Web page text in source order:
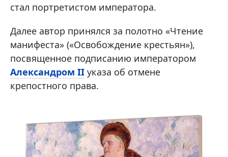
стал портретистом императора.
Далее автор принялся за полотно «Чтение
манифеста» («Освобождение крестьян»),
посвященное подписанию императором
Александром II указа об отмене
крепостного права.